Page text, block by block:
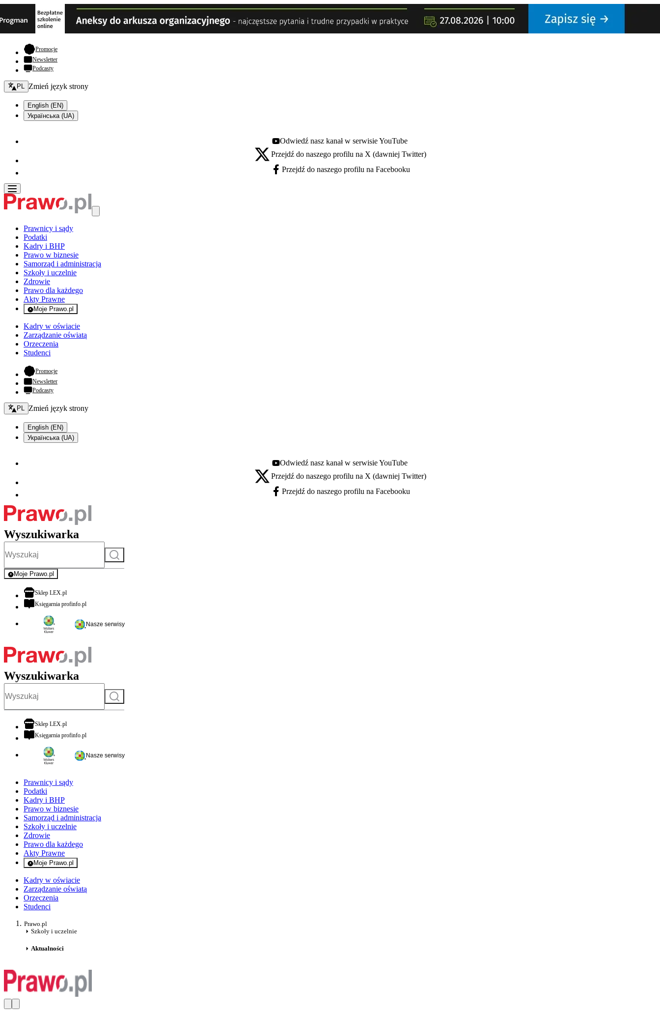
Promocje- otwiera się w nowej karcie
Newsletter
Podcasty
Zmień język - bieżący:
PL Zmień język strony
English (EN)
Українська (UA)
Youtube - otwiera się w nowej karcie
Odwiedź nasz kanał w serwisie YouTube
X - otwiera się w nowej karcie
Przejdź do naszego profilu na X (dawniej Twitter)
Facebook - otwiera się w nowej karcie
Przejdź do naszego profilu na Facebooku
Prawnicy i sądy
Podatki
Kadry i BHP
Prawo w biznesie
Samorząd i administracja
Szkoły i uczelnie
Zdrowie
Prawo dla każdego
Akty Prawne
Moje Prawo.pl
- rejestracja i logowanie do serwisu
Kadry w oświacie
Zarządzanie oświatą
Orzeczenia
Studenci
Promocje- otwiera się w nowej karcie
Newsletter
Podcasty
Zmień język - bieżący:
PL Zmień język strony
English (EN)
Українська (UA)
Youtube - otwiera się w nowej karcie
Odwiedź nasz kanał w serwisie YouTube
X - otwiera się w nowej karcie
Przejdź do naszego profilu na X (dawniej Twitter)
Facebook - otwiera się w nowej karcie
Przejdź do naszego profilu na Facebooku
Wyszukiwarka
Szukaj
Moje Prawo.pl
- rejestracja i logowanie do serwisu
Sklep LEX.plotwiera się w nowej karcie
Księgarnia profinfo.plotwiera się w nowej karcie
Nasze serwisy
Wyszukiwarka
Szukaj
Sklep LEX.plotwiera się w nowej karcie
Księgarnia profinfo.plotwiera się w nowej karcie
Nasze serwisy
Prawnicy i sądy
Podatki
Kadry i BHP
Prawo w biznesie
Samorząd i administracja
Szkoły i uczelnie
Zdrowie
Prawo dla każdego
Akty Prawne
Moje Prawo.pl
- rejestracja i logowanie do serwisu
Kadry w oświacie
Zarządzanie oświatą
Orzeczenia
Studenci
Prawo.pl
Szkoły i uczelnie
Aktualności